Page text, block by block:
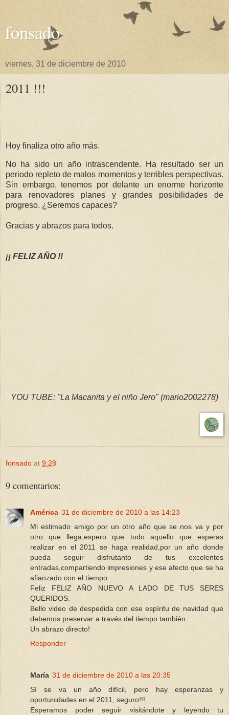
fonsado
viernes, 31 de diciembre de 2010
2011 !!!
Hoy finaliza otro año más.
No ha sido un año intrascendente. Ha resultado ser un
periodo repleto de malos momentos y terribles perspectivas.
Sin embargo, tenemos por delante un enorme horizonte
para renovadores planes y grandes posibilidades de
progreso. ¿Seremos capaces?
Gracias y abrazos para todos.
¡¡ FELIZ AÑO !!
YOU TUBE: "La Macanita y el niño Jero" (mario2002278)
fonsado at 9:28
9 comentarios:
América 31 de diciembre de 2010 a las 14:23
Mi estimado amigo por un otro año que se nos va y por
otro que llega,espero que todo aquello que esperas
realizar en el 2011 se haga realidad,por un año donde
pueda seguir disfrutanto de tus excelentes
entradas,compartiendo impresiones y ese afecto que se ha
afianzado con el tiempo.
Feliz FELIZ AÑO NUEVO A LADO DE TUS SERES
QUERIDOS.
Bello video de despedida con ese espíritu de navidad que
debemos preservar a través del tiempo también.
Un abrazo directo!
Responder
María 31 de diciembre de 2010 a las 20:35
Sí se va un año difícil, pero hay esperanzas y
oportunidades en el 2011, seguro!!!
Esperamos poder seguir visitándote y leyendo tu